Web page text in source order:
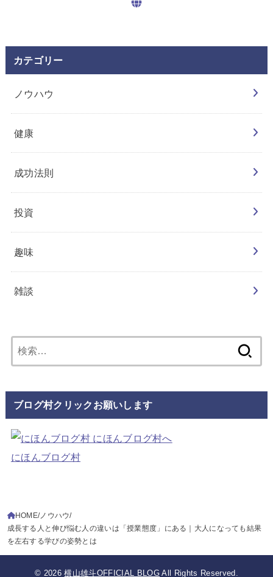
カテゴリー
ノウハウ
健康
成功法則
投資
趣味
雑談
索:
ブログ村クリックお願いします
にほんブログ村
HOME
ノウハウ
成長する人と伸び悩む人の違いは「授業態度」にある｜大人になっても結果
を左右する学びの姿勢とは
© 2026横山雄斗OFFICIAL BLOG All Rights Reserved.